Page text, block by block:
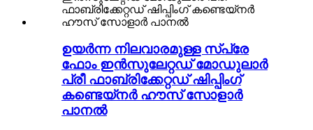
ഉയർന്ന നിലവാരമുള്ള സ്പ്രേ
ഫോം ഇൻസുലേറ്റഡ് മോഡുലാർ
പ്രീ ഫാബ്രിക്കേറ്റഡ് ഷിപ്പിംഗ്
കണ്ടെയ്നർ ഹൗസ് സോളാർ
പാനൽ